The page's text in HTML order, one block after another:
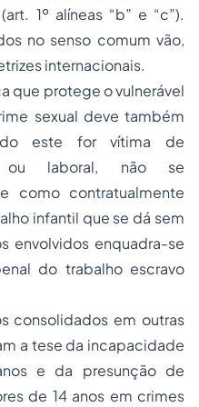
1º alíneas “b” e “c”).
no senso comum vão,
internacionais.
que protege o vulnerável
sexual deve também
este for vítima de
ou laboral, não se
como contratualmente
infantil que se dá sem
envolvidos enquadra-se
do trabalho escravo
consolidados em outras
a tese da incapacidade
e da presunção de
de 14 anos em crimes